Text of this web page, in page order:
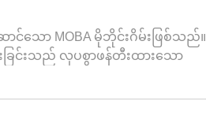
ာင်သော MOBA မိုဘိုင်းဂိမ်းဖြစ်သည်။
ြင်းသည် လှပစွာဖန်တီးထားသော
ဆုံးစွန်သောအမြင်နှင့်တိုက်ပွဲ